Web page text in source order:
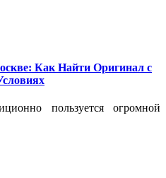
Как Найти Оригинал с
пользуется огромной